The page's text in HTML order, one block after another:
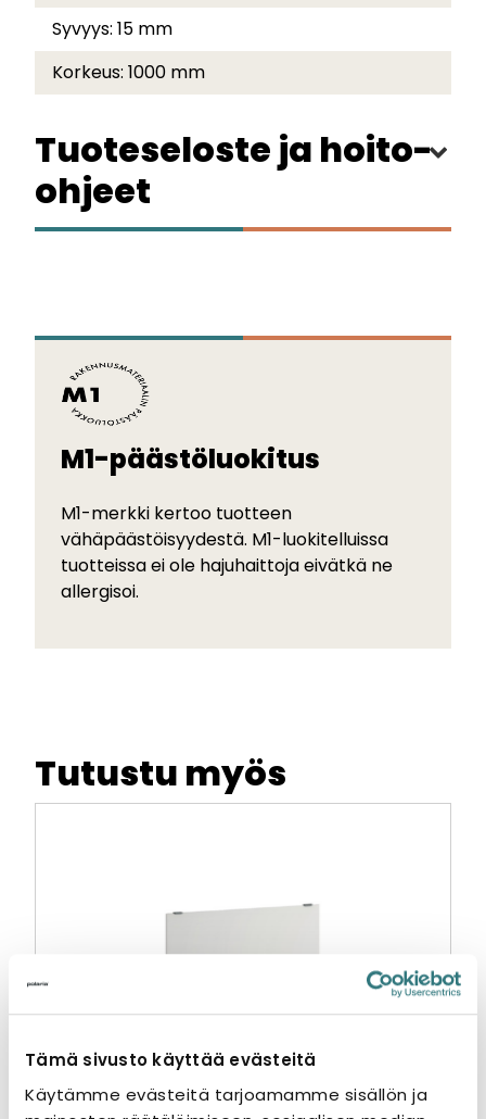
Tämä sivusto käyttää evästeitä
Käytämme evästeitä tarjoamamme sisällön ja
Syvyys: 15 mm
Korkeus: 1000 mm
Tuoteseloste ja hoito-
ohjeet
M1-päästöluokitus
M1-merkki kertoo tuotteen
vähäpäästöisyydestä. M1-luokitelluissa
tuotteissa ei ole hajuhaittoja eivätkä ne
allergisoi.
Tutustu myös